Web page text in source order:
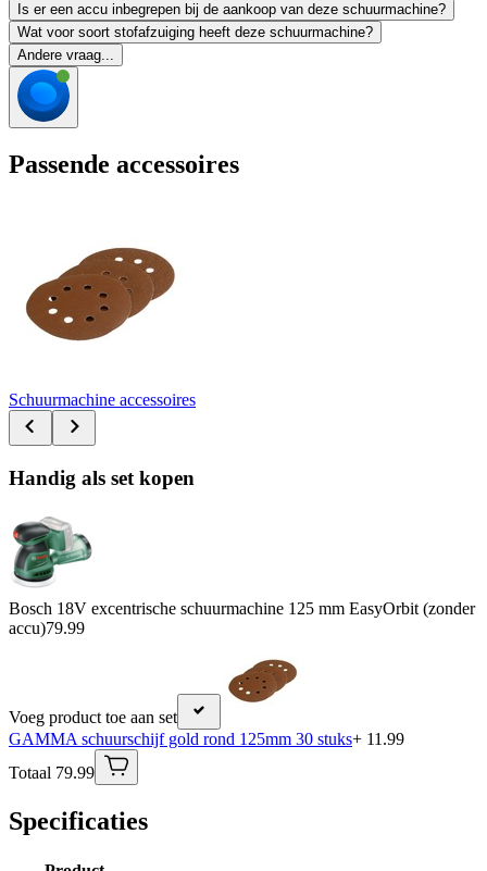
Is er een accu inbegrepen bij de aankoop van deze schuurmachine?
Wat voor soort stofafzuiging heeft deze schuurmachine?
Andere vraag...
Passende accessoires
Schuurmachine accessoires
Handig als set kopen
Bosch 18V excentrische schuurmachine 125 mm EasyOrbit (zonder
accu)79.99
Voeg product toe aan set
GAMMA schuurschijf gold rond 125mm 30 stuks+ 11.99
Totaal 79.99
Specificaties